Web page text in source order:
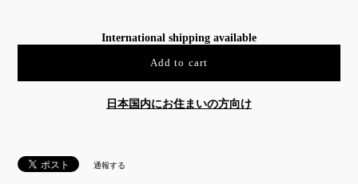
International shipping available
Add to cart
日本国内にお住まいの方向け
通報する